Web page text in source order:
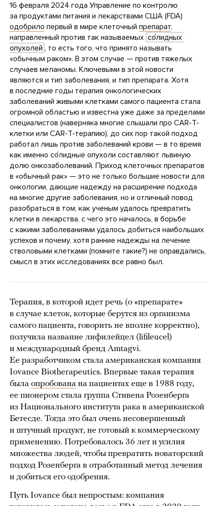
16 февраля 2024 года Управление по контролю
за продуктами питания и лекарствами США (FDA)
одобрило первый в мире клеточный препарат,
направленный против так называемых со́лидных
опухолей , то есть того, что принято называть
«обычным раком». В этом случае — против тяжелых
случаев меланомы. Ключевыми в этой новости
являются и тип заболевания, и тип препарата. Хотя
в последние годы терапия онкологических
заболеваний живыми клетками самого пациента стала
огромной областью и известна уже даже за пределами
специалистов (наверняка многие слышали про CAR-T-
клетки или CAR-T-терапию), до сих пор такой подход
работал лишь против заболеваний крови — в то время
как именно со́лидные опухоли составляют львиную
долю онкозаболеваний. Приход клеточных препаратов
в «обычный рак» — это не только большие новости для
онкологии, дающие надежду на расширение подхода
на многие другие заболевания, но и отличный повод
разобраться в том, как ученым удалось превратить
клетки в лекарства, с чего это началось, в борьбе
с какими заболеваниями удалось добиться наибольших
успехов и почему, хотя ранние надежды на лечение
стволовыми клетками (помните такие?) не оправдались,
смысл в этих исследованиях все равно был.
Терапия, в которой идет речь (о «препарате»
в случае клеток, которые берутся из организма
самого пациента, говорить не вполне корректно),
получила название лифилейцел (lifileucel)
и международный бренд Amtagvi.
Ее разработчиком стала американская компания
Iovance Biotherapeutics. Впервые такая терапия
была опробована на пациентах еще в 1988 году,
ее пионером стала группа Стивена Розенберга
из Национального института рака в американской
Бетесде. Тогда это был очень несовершенный
и штучный продукт, не готовый к коммерческому
применению. Потребовалось 36 лет и усилия
множества людей, чтобы превратить новаторский
подход Розенберга в отработанный метод лечения
и добиться его одобрения.
Путь Iovance был непростым: компания